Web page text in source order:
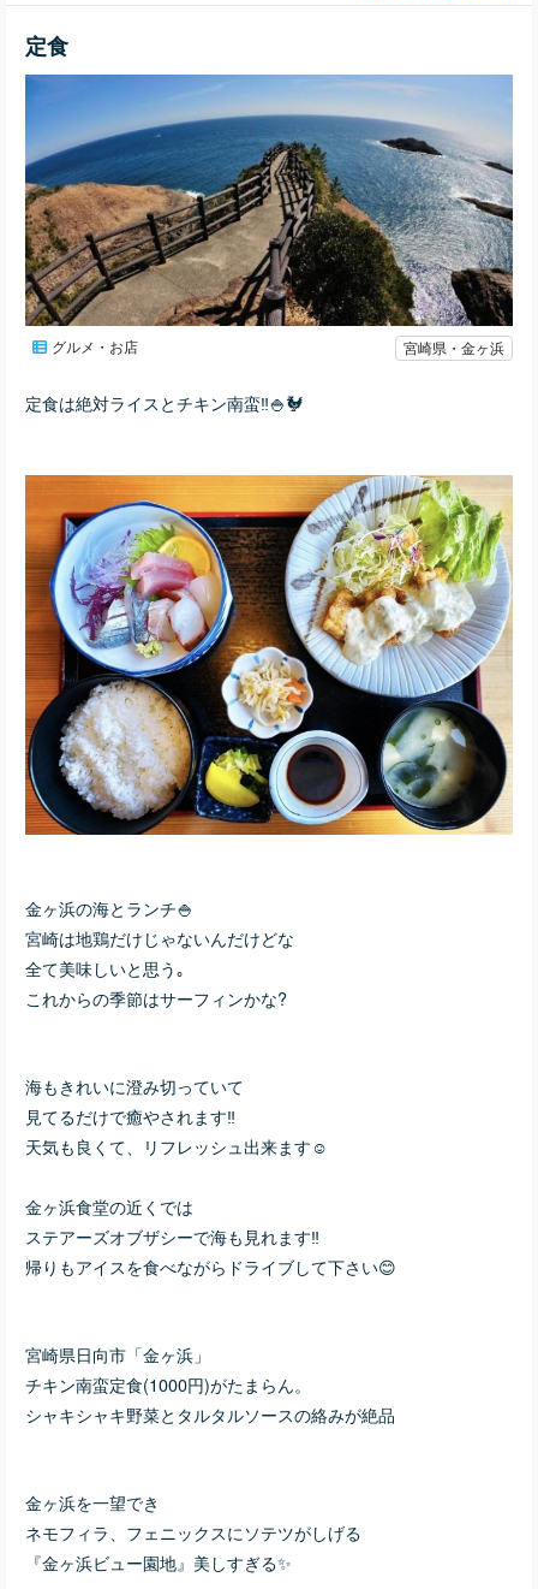
定食
グルメ・お店 宮崎県・金ヶ浜
定食は絶対ライスとチキン南蛮‼︎🍚🐓
金ヶ浜の海とランチ🍚
宮崎は地鶏だけじゃないんだけどな
全て美味しいと思う｡
これからの季節はサーフィンかな?
海もきれいに澄み切っていて
見てるだけで癒やされます‼︎
天気も良くて、リフレッシュ出来ます☺️
金ヶ浜食堂の近くでは
ステアーズオブザシーで海も見れます‼︎
帰りもアイスを食べながらドライブして下さい😊
宮崎県日向市「金ヶ浜」
チキン南蛮定食(1000円)がたまらん。
シャキシャキ野菜とタルタルソースの絡みが絶品
金ヶ浜を一望でき
ネモフィラ、フェニックスにソテツがしげる
『金ヶ浜ビュー園地』美しすぎる✨